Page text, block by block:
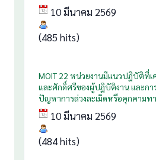
10 มีนาคม 2569
(485 hits)
MOIT 22 หน่วยงานมีแนวปฏิบัติที่
และศักดิ์ศรีของผู้ปฏิบัติงาน และกา
ปัญหาการล่วงละเมิดหรือคุกคามทา
10 มีนาคม 2569
(484 hits)